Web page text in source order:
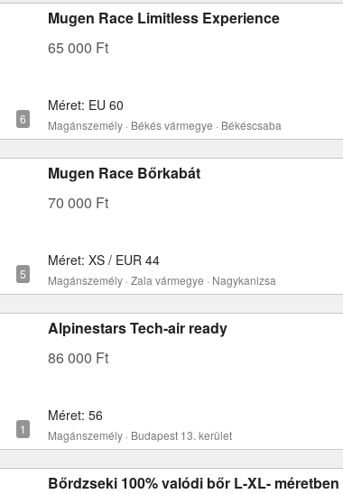
Mugen Race Limitless Experience
65 000 Ft
Méret: EU 60
Magánszemély · Békés vármegye · Békéscsaba
Mugen Race Bőrkabát
70 000 Ft
Méret: XS / EUR 44
Magánszemély · Zala vármegye · Nagykanizsa
Alpinestars Tech-air ready
86 000 Ft
Méret: 56
Magánszemély · Budapest 13. kerület
Bőrdzseki 100% valódi bőr L-XL- méretben